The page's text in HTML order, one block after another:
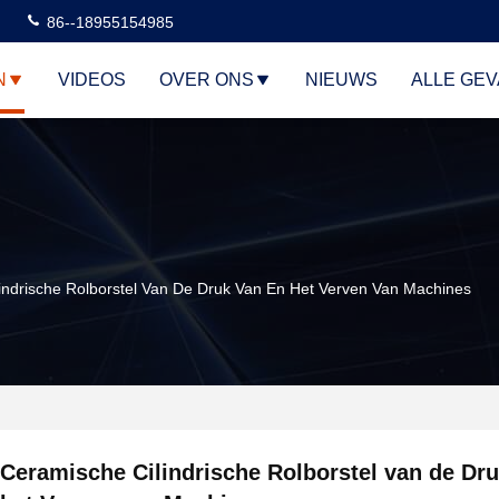
86--18955154985
VIDEOS OVER ONS NIEUWS ALLE
Rolborstel Van De Druk Van En Het Verven Van Machines
Ceramische Cilindrische Rolborstel van de